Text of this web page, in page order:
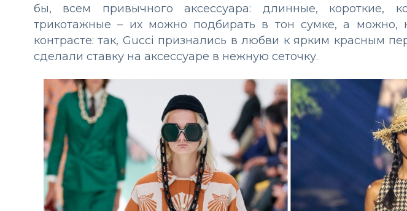
бы, всем привычного аксессуара: длинные, короткие,
трикотажные – их можно подбирать в тон сумке, а можно,
контрасте: так, Gucci признались в любви к ярким красным
сделали ставку на аксессуаре в нежную сеточку.